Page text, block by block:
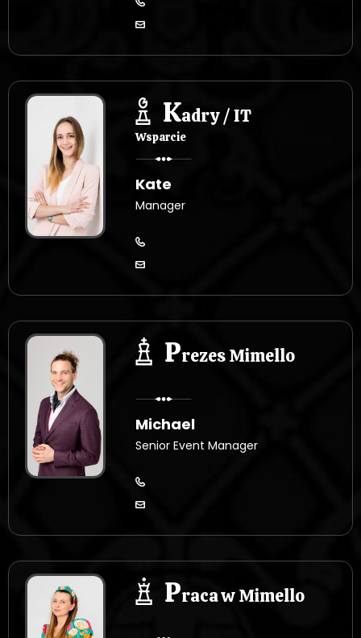
Kadry / IT
Wsparcie
Kate
Manager
Prezes Mimello
Michael
Senior Event Manager
Praca w Mimello